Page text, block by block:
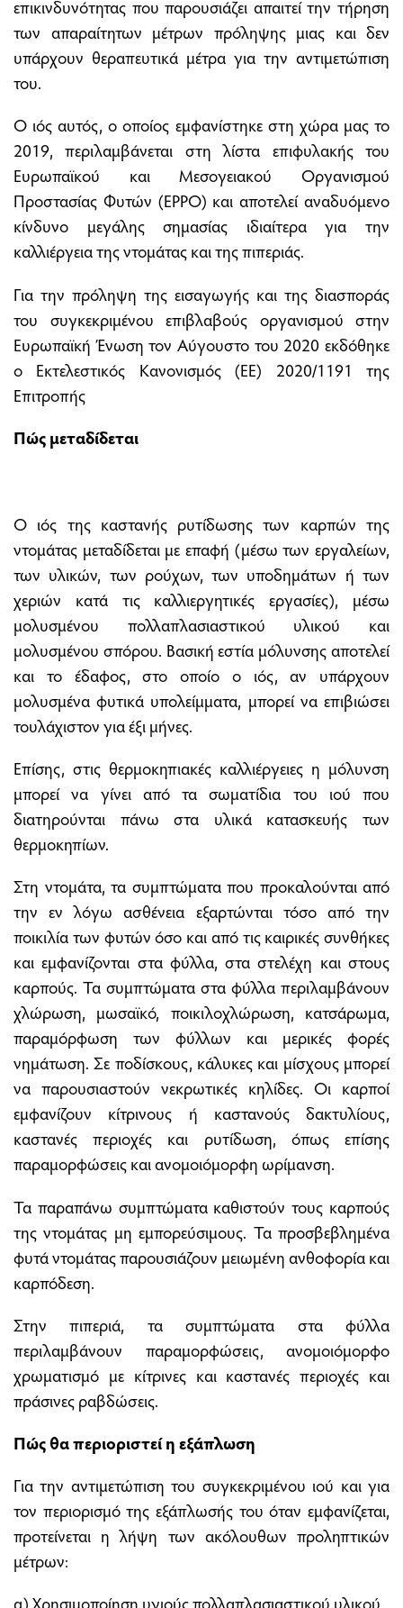
επικινδυνότητας που παρουσιάζει απαιτεί την τήρηση
των απαραίτητων μέτρων πρόληψης μιας και δεν
υπάρχουν θεραπευτικά μέτρα για την αντιμετώπιση
του.
Ο ιός αυτός, ο οποίος εμφανίστηκε στη χώρα μας το
2019, περιλαμβάνεται στη λίστα επιφυλακής του
Ευρωπαϊκού και Μεσογειακού Οργανισμού
Προστασίας Φυτών (EPPO) και αποτελεί αναδυόμενο
κίνδυνο μεγάλης σημασίας ιδιαίτερα για την
καλλιέργεια της ντομάτας και της πιπεριάς.
Για την πρόληψη της εισαγωγής και της διασποράς
του συγκεκριμένου επιβλαβούς οργανισμού στην
Ευρωπαϊκή Ένωση τον Αύγουστο του 2020 εκδόθηκε
ο Εκτελεστικός Κανονισμός (ΕΕ) 2020/1191 της
Επιτροπής
Πώς μεταδίδεται
Ο ιός της καστανής ρυτίδωσης των καρπών της
ντομάτας μεταδίδεται με επαφή (μέσω των εργαλείων,
των υλικών, των ρούχων, των υποδημάτων ή των
χεριών κατά τις καλλιεργητικές εργασίες), μέσω
μολυσμένου πολλαπλασιαστικού υλικού και
μολυσμένου σπόρου. Βασική εστία μόλυνσης αποτελεί
και το έδαφος, στο οποίο ο ιός, αν υπάρχουν
μολυσμένα φυτικά υπολείμματα, μπορεί να επιβιώσει
τουλάχιστον για έξι μήνες.
Επίσης, στις θερμοκηπιακές καλλιέργειες η μόλυνση
μπορεί να γίνει από τα σωματίδια του ιού που
διατηρούνται πάνω στα υλικά κατασκευής των
θερμοκηπίων.
Στη ντομάτα, τα συμπτώματα που προκαλούνται από
την εν λόγω ασθένεια εξαρτώνται τόσο από την
ποικιλία των φυτών όσο και από τις καιρικές συνθήκες
και εμφανίζονται στα φύλλα, στα στελέχη και στους
καρπούς. Τα συμπτώματα στα φύλλα περιλαμβάνουν
χλώρωση, μωσαϊκό, ποικιλοχλώρωση, κατσάρωμα,
παραμόρφωση των φύλλων και μερικές φορές
νημάτωση. Σε ποδίσκους, κάλυκες και μίσχους μπορεί
να παρουσιαστούν νεκρωτικές κηλίδες. Οι καρποί
εμφανίζουν κίτρινους ή καστανούς δακτυλίους,
καστανές περιοχές και ρυτίδωση, όπως επίσης
παραμορφώσεις και ανομοιόμορφη ωρίμανση.
Τα παραπάνω συμπτώματα καθιστούν τους καρπούς
της ντομάτας μη εμπορεύσιμους. Τα προσβεβλημένα
φυτά ντομάτας παρουσιάζουν μειωμένη ανθοφορία και
καρπόδεση.
Στην πιπεριά, τα συμπτώματα στα φύλλα
περιλαμβάνουν παραμορφώσεις, ανομοιόμορφο
χρωματισμό με κίτρινες και καστανές περιοχές και
πράσινες ραβδώσεις.
Πώς θα περιοριστεί η εξάπλωση
Για την αντιμετώπιση του συγκεκριμένου ιού και για
τον περιορισμό της εξάπλωσής του όταν εμφανίζεται,
προτείνεται η λήψη των ακόλουθων προληπτικών
μέτρων:
α) Χρησιμοποίηση υγιούς πολλαπλασιαστικού υλικού.